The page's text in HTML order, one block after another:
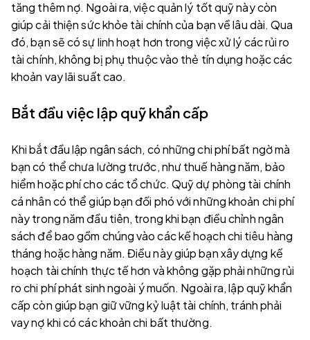
tăng thêm nợ. Ngoài ra, việc quản lý tốt quỹ này còn
giúp cải thiện sức khỏe tài chính của bạn về lâu dài. Qua
đó, bạn sẽ có sự linh hoạt hơn trong việc xử lý các rủi ro
tài chính, không bị phụ thuộc vào thẻ tín dụng hoặc các
khoản vay lãi suất cao.
Bắt đầu việc lập quỹ khẩn cấp
Khi bắt đầu lập ngân sách, có những chi phí bất ngờ mà
bạn có thể chưa lường trước, như thuế hàng năm, bảo
hiểm hoặc phí cho các tổ chức. Quỹ dự phòng tài chính
cá nhân có thể giúp bạn đối phó với những khoản chi phí
này trong năm đầu tiên, trong khi bạn điều chỉnh ngân
sách để bao gồm chúng vào các kế hoạch chi tiêu hàng
tháng hoặc hàng năm. Điều này giúp bạn xây dựng kế
hoạch tài chính thực tế hơn và không gặp phải những rủi
ro chi phí phát sinh ngoài ý muốn. Ngoài ra, lập quỹ khẩn
cấp còn giúp bạn giữ vững kỷ luật tài chính, tránh phải
vay nợ khi có các khoản chi bất thường.